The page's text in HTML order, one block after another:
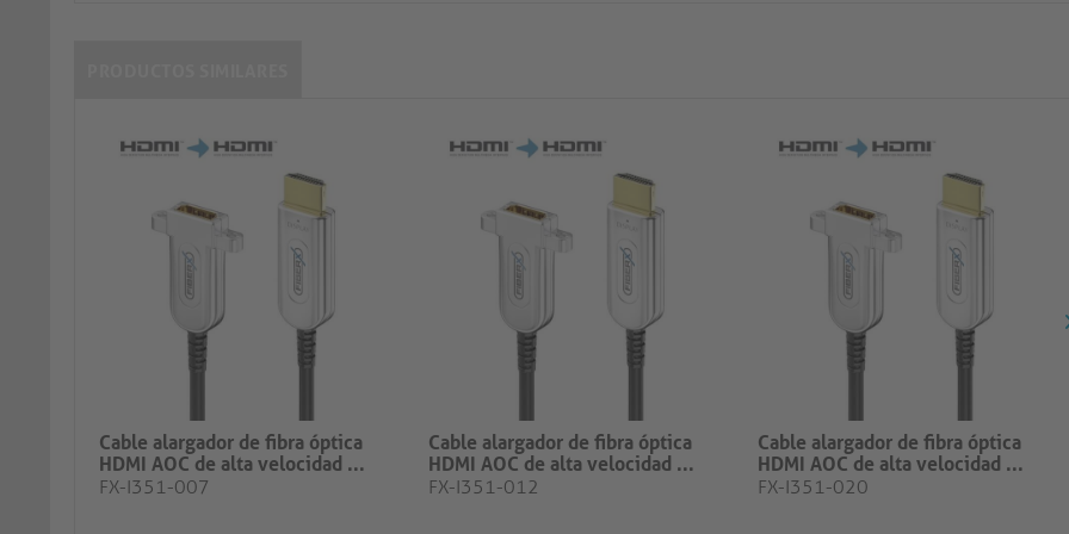
Cable alargador de fibra óptica
HDMI AOC de alta velocidad ...
FX-I351-007
Cable alargador de fibra óptica
HDMI AOC de alta velocidad ...
FX-I351-012
Cable alargador de fibra óptica
HDMI AOC de alta velocidad ...
FX-I351-020